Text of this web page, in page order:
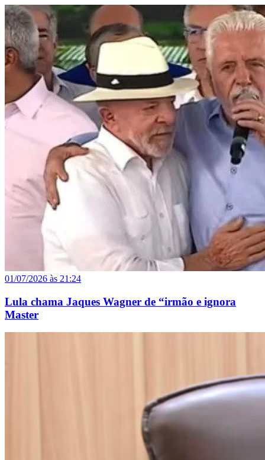
01/07/2026 às 21:24
Lula chama Jaques Wagner de “irmão e ignora
Master